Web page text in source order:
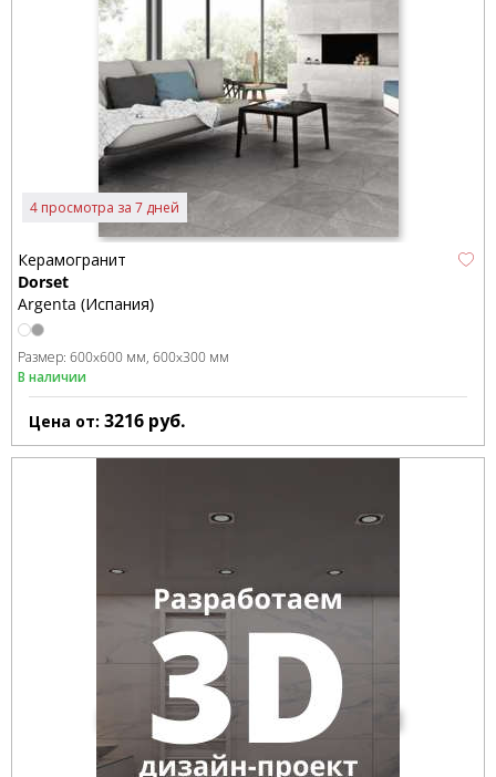
4 просмотра за 7 дней
Керамогранит
Dorset
Argenta (Испания)
Размер: 600x600 мм 600x300 мм
В наличии
Цена от: 3216 руб.